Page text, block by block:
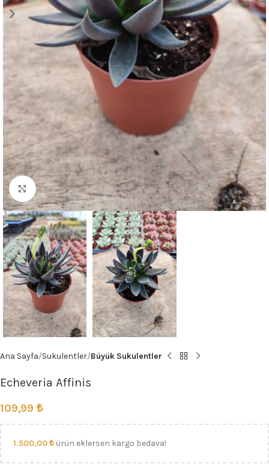
Click to enlarge
Ana Sayfa Sukulentler Büyük Sukulentler
Echeveria Affinis
109,99 ₺
1.500,00₺ ürün eklersen kargo bedava!